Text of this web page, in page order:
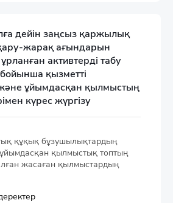
дейін заңсыз қаржылық
жарақ ағындарын
активтерді табу
қызметті
ұйымдасқан қылмыстың
күрес жүргізу
құқық бұзушылықтардың
қылмыстық топтың
жасаған қылмыстардың